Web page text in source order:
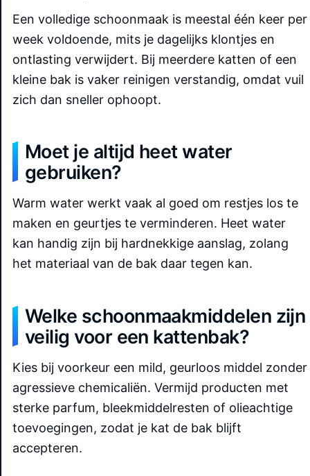
Een volledige schoonmaak is meestal één keer per
week voldoende, mits je dagelijks klontjes en
ontlasting verwijdert. Bij meerdere katten of een
kleine bak is vaker reinigen verstandig, omdat vuil
zich dan sneller ophoopt.
Moet je altijd heet water
gebruiken?
Warm water werkt vaak al goed om restjes los te
maken en geurtjes te verminderen. Heet water
kan handig zijn bij hardnekkige aanslag, zolang
het materiaal van de bak daar tegen kan.
Welke schoonmaakmiddelen zijn
veilig voor een kattenbak?
Kies bij voorkeur een mild, geurloos middel zonder
agressieve chemicaliën. Vermijd producten met
sterke parfum, bleekmiddelresten of olieachtige
toevoegingen, zodat je kat de bak blijft
accepteren.